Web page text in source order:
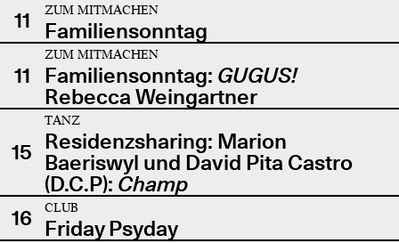
11
ZUM MITMACHEN
Familiensonntag
11
ZUM MITMACHEN
Familiensonntag: GUGUS!
Rebecca Weingartner
15
TANZ
Residenzsharing: Marion
Baeriswyl und David Pita Castro
(D.C.P): Champ
16
CLUB
Friday Psyday